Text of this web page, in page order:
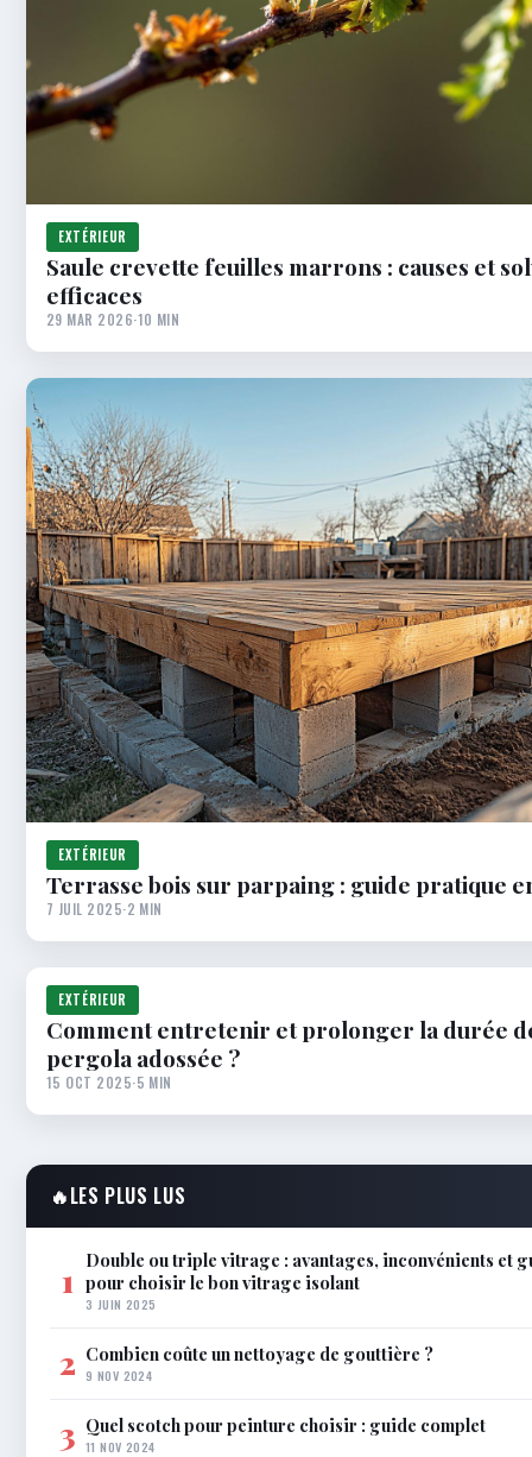
EXTÉRIEUR
Saule crevette feuilles marrons : causes et
efficaces
29 MAR 2026·10 MIN
EXTÉRIEUR
Terrasse bois sur parpaing : guide pratique
7 JUIL 2025·2 MIN
EXTÉRIEUR
Comment entretenir et prolonger la durée
pergola adossée ?
15 OCT 2025·5 MIN
🔥LES PLUS LUS
1
Double ou triple vitrage : avantages, inconvénients et
pour choisir le bon vitrage isolant
3 JUIN 2025
2 Combien coûte un nettoyage de gouttière ?
9 NOV 2024
3 Quel scotch pour peinture choisir : guide complet
11 NOV 2024